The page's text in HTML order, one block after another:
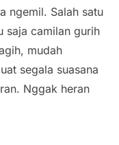
ngemil. Salah satu
saja camilan gurih
mudah
segala suasana
Nggak heran